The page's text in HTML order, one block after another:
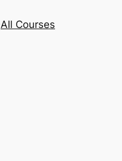
All Courses